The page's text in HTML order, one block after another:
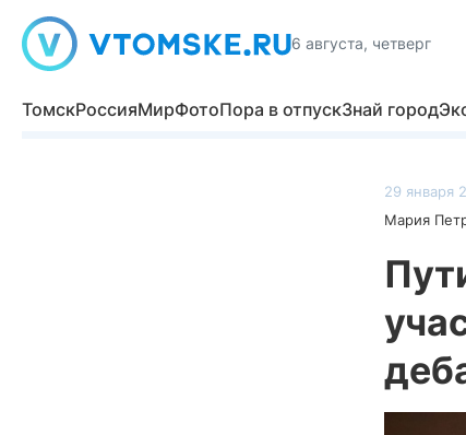
6 августа, четверг
ТомскРоссияМирФотоПора в отпускЗнай город
29 января
Мария